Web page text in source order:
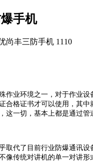
手机
尚丰三防手机 1110
作业环境之一，对于作业
合格证书才可以使用，其中
这一切，基本上都是通过管
取代了目前行业防爆通讯
像传统对讲机的单一对讲